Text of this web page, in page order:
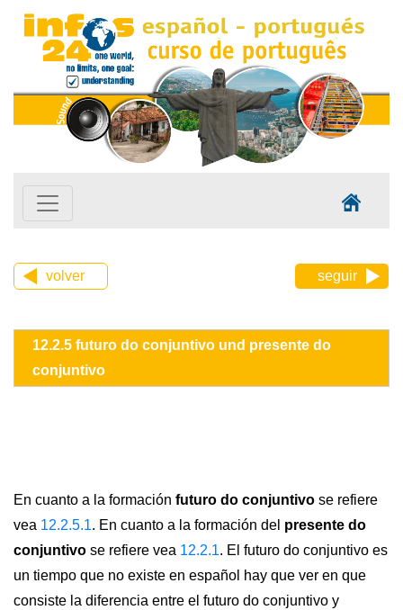
volver seguir
12.2.5 futuro do conjuntivo und presente do
conjuntivo
En cuanto a la formación futuro do conjuntivo se refiere
vea 12.2.5.1. En cuanto a la formación del presente do
conjuntivo se refiere vea 12.2.1. El futuro do conjuntivo es
un tiempo que no existe en español hay que ver en que
consiste la diferencia entre el futuro do conjuntivo y